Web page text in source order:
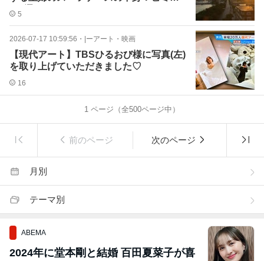
の5選はコレ♡
5
2026-07-17 10:59:56 ・ |ーアート・映画
【現代アート】TBSひるおび様に写真(左)
を取り上げていただきました♡
16
1 ページ（全500ページ中）
前のページ 次のページ
月別
テーマ別
ABEMA
2024年に堂本剛と結婚 百田夏菜子が喜